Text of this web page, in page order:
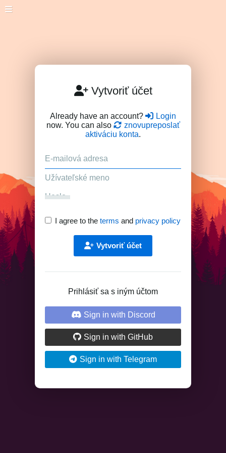
Vytvoriť účet
Already have an account?
Login
now. You can also
znovupreposlať
aktiváciu konta.
I agree to the terms and privacy policy
Vytvoriť účet
Prihlásiť sa s iným účtom
Sign in with Discord
Sign in with GitHub
Sign in with Telegram